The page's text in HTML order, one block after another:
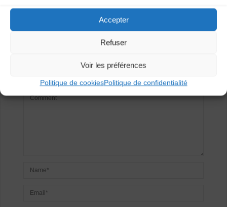
Accepter
Refuser
Voir les préférences
Politique de cookiesPolitique de confidentialité
Laisser un
commentaire
Votre adresse e-mail ne sera pas publiée. Les champs